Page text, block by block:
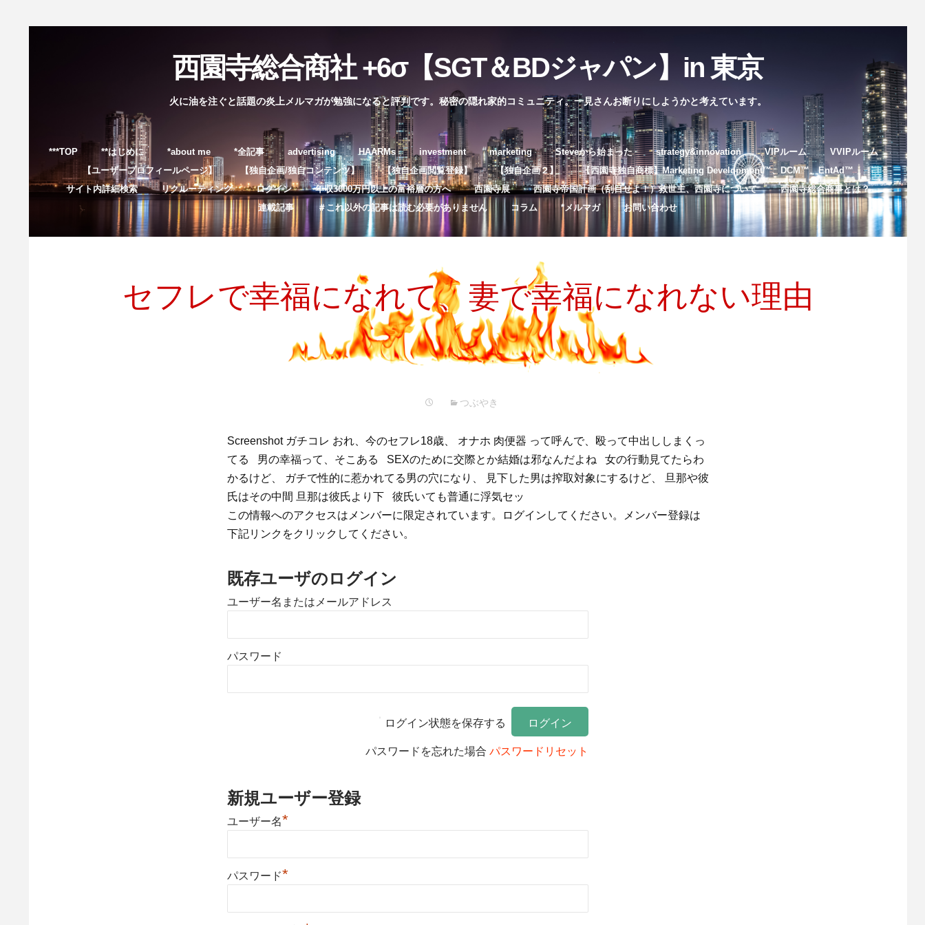
西園寺総合商社 +6σ【SGT＆BDジャパン】in 東京
火に油を注ぐと話題の炎上メルマガが勉強になると評判です。秘密の隠れ家的コミュニティ。一見さんお断りにしようかと考えています。
コ
ン
テ
ン
ッ
***TOP **はじめに *about me *全記事 advertising HAARMs investment marketing Steveから始まった strategy&innovation VIPルーム
VVIPルーム
【ユーザープロフィールページ】
【独自企画/独自コンテンツ】 【独自企画閲覧登録】 【独自企画２】
【西園寺独自商標】Marketing Development™️、DCM™️、EntAd™️
サイト内詳細検索
リクルーティング ログイン 年収3000万円以上の富裕層の方へ 西園寺展 西園寺帝国計画（刮目せよ！）救世主、西園寺について
西園寺総合商事とは？
連載記事
＃これ以外の記事は読む必要がありません コラム *メルマガ お問い合わせ
セフレで幸福になれて、妻で幸福になれない理由
つぶやき
Screenshot ガチコレ おれ、今のセフレ18歳、 オナホ 肉便器 って呼んで、殴って中出ししまくっ
てる 男の幸福って、そこある SEXのために交際とか結婚は邪なんだよね 女の行動見てたらわ
かるけど、 ガチで性的に惹かれてる男の穴になり、 見下した男は搾取対象にするけど、 旦那や彼
氏はその中間 旦那は彼氏より下 彼氏いても普通に浮気セッ
この情報へのアクセスはメンバーに限定されています。ログインしてください。メンバー登録は
下記リンクをクリックしてください。
既存ユーザのログイン
ユーザー名またはメールアドレス
パスワード
ログイン状態を保存する
パスワードを忘れた場合 パスワードリセット
新規ユーザー登録
ユーザー名*
パスワード*